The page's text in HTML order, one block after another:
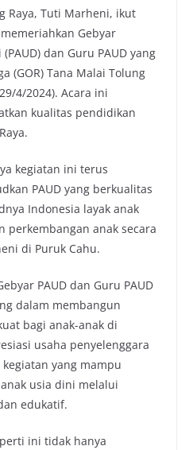
Raya, Tuti Marheni, ikut
Gebyar
dan Guru PAUD yang
(GOR) Tana Malai Tolung
4/2024). Acara ini
kualitas pendidikan
kegiatan ini terus
PAUD yang berkualitas
Indonesia layak anak
perkembangan anak secara
di Puruk Cahu.
PAUD dan Guru PAUD
dalam membangun
bagi anak-anak di
usaha penyelenggara
yang mampu
usia dini melalui
edukatif.
ini tidak hanya